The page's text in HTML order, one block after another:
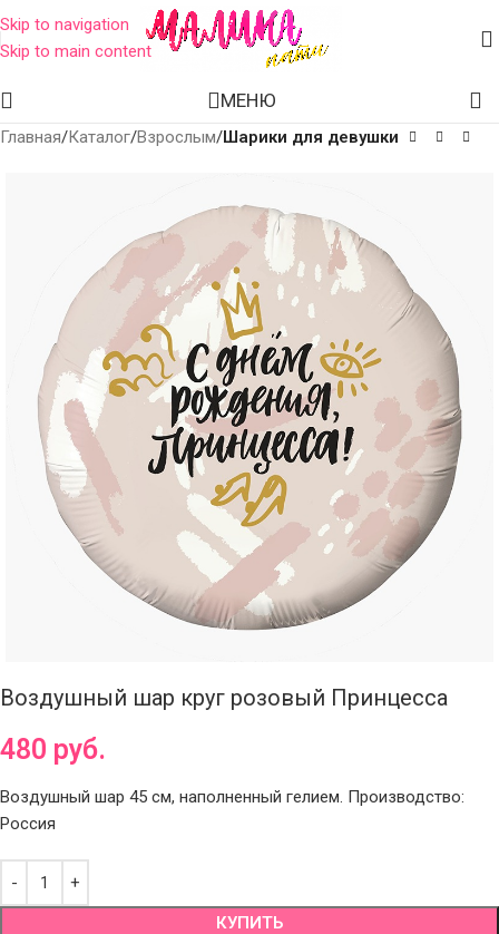
Skip to navigation
Skip to main content
МЕНЮ
Главная Каталог Взрослым Шарики для девушки
Воздушный шар круг розовый Принцесса
480 руб.
Воздушный шар 45 см, наполненный гелием. Производство:
Россия
КУПИТЬ